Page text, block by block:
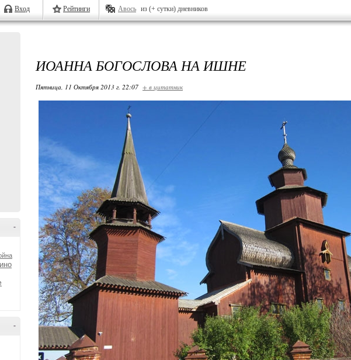
Вход Рейтинги Авось из (+ сутки) дневников
-
-
ИОАННА БОГОСЛОВА НА ИШНЕ
Пятница, 11 Октября 2013 г. 22:07 + в цитатник